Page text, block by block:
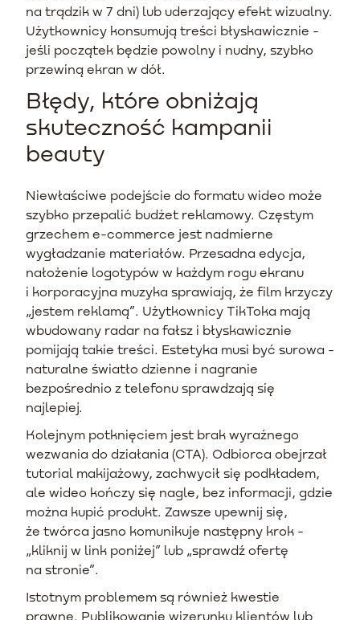
na trądzik w 7 dni) lub uderzający efekt wizualny.
Użytkownicy konsumują treści błyskawicznie -
jeśli początek będzie powolny i nudny, szybko
przewiną ekran w dół.
Błędy, które obniżają
skuteczność kampanii
beauty
Niewłaściwe podejście do formatu wideo może
szybko przepalić budżet reklamowy. Częstym
grzechem e-commerce jest nadmierne
wygładzanie materiałów. Przesadna edycja,
nałożenie logotypów w każdym rogu ekranu
i korporacyjna muzyka sprawiają, że film krzyczy
„jestem reklamą”. Użytkownicy TikToka mają
wbudowany radar na fałsz i błyskawicznie
pomijają takie treści. Estetyka musi być surowa -
naturalne światło dzienne i nagranie
bezpośrednio z telefonu sprawdzają się
najlepiej.
Kolejnym potknięciem jest brak wyraźnego
wezwania do działania (CTA). Odbiorca obejrzał
tutorial makijażowy, zachwycił się podkładem,
ale wideo kończy się nagle, bez informacji, gdzie
można kupić produkt. Zawsze upewnij się,
że twórca jasno komunikuje następny krok -
„kliknij w link poniżej” lub „sprawdź ofertę
na stronie”.
Istotnym problemem są również kwestie
prawne. Publikowanie wizerunku klientów lub